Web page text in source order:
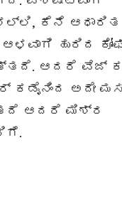
ಕೆನೆ
ಹುರಿದ
ಆದರೆ ವೆಜ್
ಕಡೈನಿಂದ ಅದೇ
ಆದರೆ ಮಿಶ್ರ